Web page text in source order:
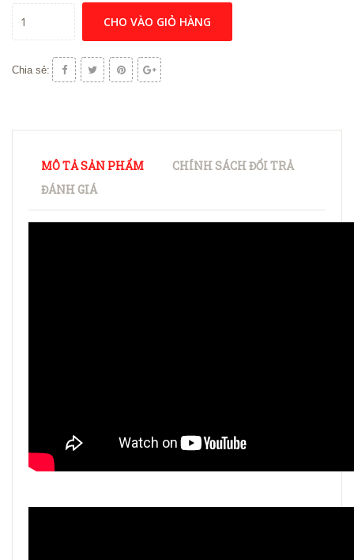
CHO VÀO GIỎ HÀNG
Chia sẻ:
MÔ TẢ SẢN PHẨM
CHÍNH SÁCH ĐỔI TRẢ
ĐÁNH GIÁ